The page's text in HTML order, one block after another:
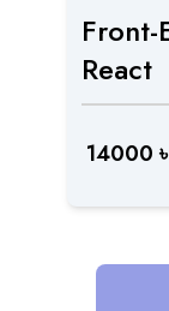
React
14000৳